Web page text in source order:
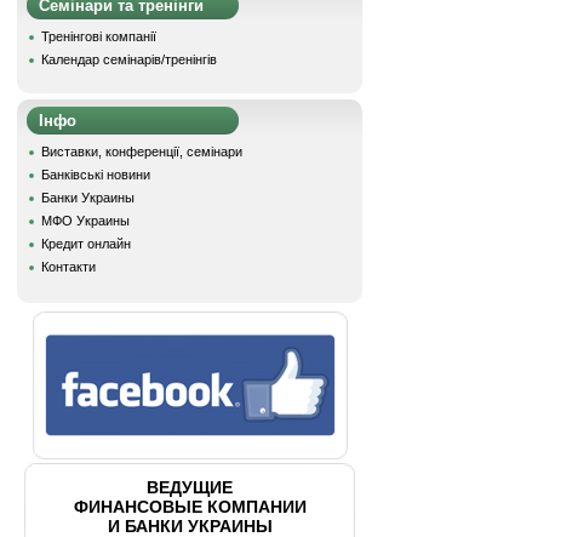
Семінари та тренінги
Тренінгові компанії
Календар семінарів/тренінгів
Інфо
Виставки, конференції, семінари
Банківські новини
Банки Украины
МФО Украины
Кредит онлайн
Контакти
ВЕДУЩИЕ
ФИНАНСОВЫЕ КОМПАНИИ
И БАНКИ УКРАИНЫ